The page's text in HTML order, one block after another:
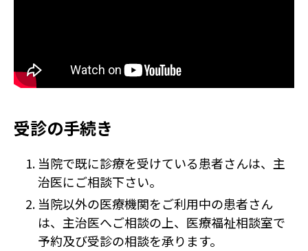
受診の手続き
当院で既に診療を受けている患者さんは、主
治医にご相談下さい。
当院以外の医療機関をご利用中の患者さん
は、主治医へご相談の上、医療福祉相談室で
予約及び受診の相談を承ります。